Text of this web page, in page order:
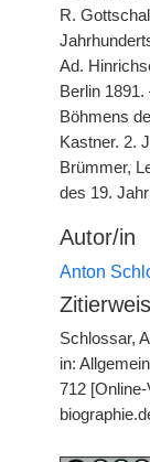
R.
Ad.
Berlin
Böhmens
Kastner. 2.
Brümmer,
des 19.
Autor/in
Anton
Schlossar,
in:
712